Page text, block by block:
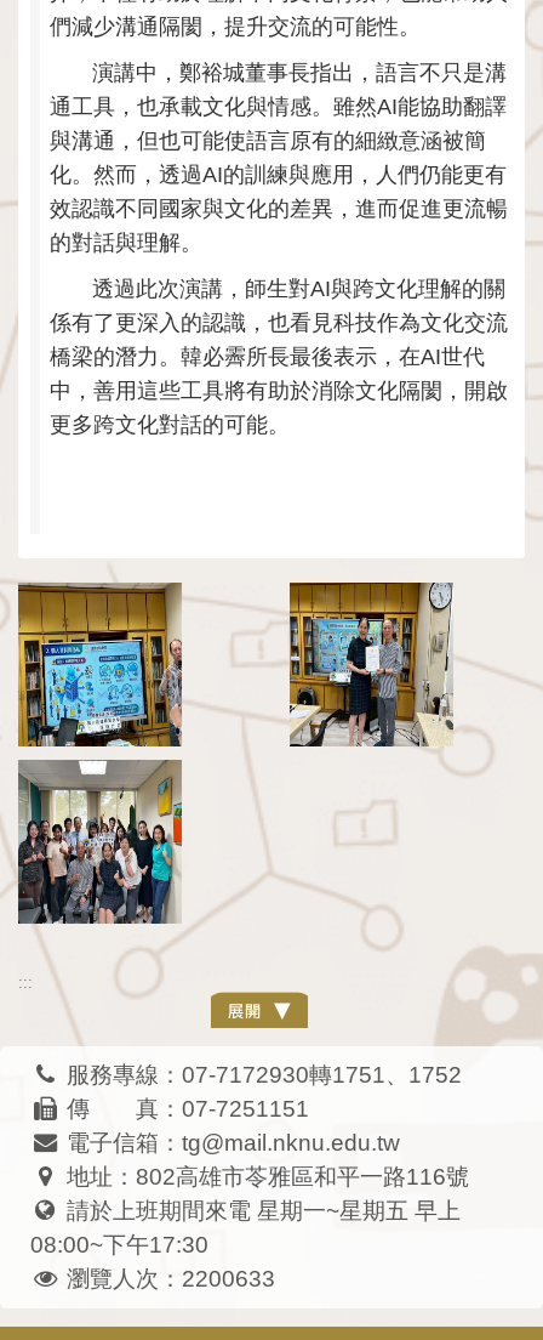
們減少溝通隔閡，提升交流的可能性。
演講中，鄭裕城董事長指出，語言不只是溝
通工具，也承載文化與情感。雖然AI能協助翻譯
與溝通，但也可能使語言原有的細緻意涵被簡
化。然而，透過AI的訓練與應用，人們仍能更有
效認識不同國家與文化的差異，進而促進更流暢
的對話與理解。
透過此次演講，師生對AI與跨文化理解的關
係有了更深入的認識，也看見科技作為文化交流
橋梁的潛力。韓必霽所長最後表示，在AI世代
中，善用這些工具將有助於消除文化隔閡，開啟
更多跨文化對話的可能。
:::
服務專線：07-7172930轉1751、1752
傳 真：07-7251151
電子信箱：tg@mail.nknu.edu.tw
地址：802高雄市苓雅區和平一路116號
請於上班期間來電 星期一~星期五 早上
08:00~下午17:30
瀏覽人次：2200633